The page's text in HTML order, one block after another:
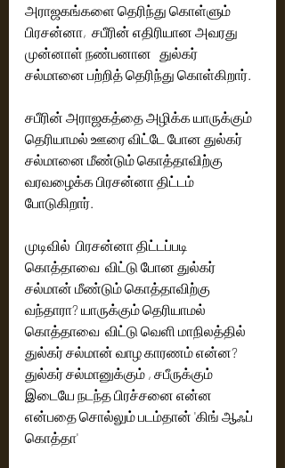
அராஜகங்களை தெரிந்து கொள்ளும்
பிரசன்னா,  சபீரின் எதிரியான அவரது
முன்னாள் நண்பனான   துல்கர்
சல்மானை பற்றித் தெரிந்து கொள்கிறார்.
சபீரின் அராஜகத்தை அழிக்க யாருக்கும்
தெரியாமல் ஊரை விட்டே போன துல்கர்
சல்மானை மீண்டும் கொத்தாவிற்கு
வரவழைக்க பிரசன்னா திட்டம்
போடுகிறார்.
முடிவில்  பிரசன்னா திட்டப்படி
கொத்தாவை  விட்டு போன துல்கர்
சல்மான் மீண்டும் கொத்தாவிற்கு
வந்தாரா? யாருக்கும் தெரியாமல்
கொத்தாவை  விட்டு வெளி மாநிலத்தில்
துல்கர் சல்மான் வாழ காரணம் என்ன?
துல்கர் சல்மானுக்கும் , சபீருக்கும்
இடையே நடந்த பிரச்சனை என்ன
என்பதை சொல்லும் படம்தான் 'கிங் ஆஃப்
கொத்தா'